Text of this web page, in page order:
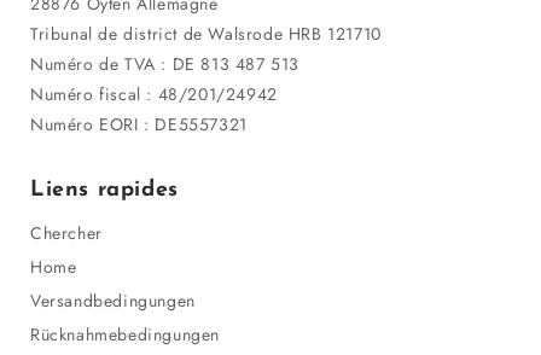
Tribunal de district de Walsrode HRB 121710
Numéro de TVA : DE 813 487 513
Numéro fiscal : 48/201/24942
Numéro EORI : DE5557321
Liens rapides
Chercher
Home
Versandbedingungen
Rücknahmebedingungen